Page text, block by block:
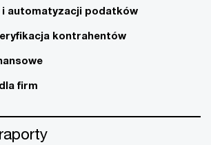
i automatyzacji podatków
kontrahentów
firm